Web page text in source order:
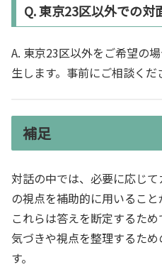
Q. 東京23区以外での対
A. 東京23区以外をご希望の
生します。事前にご相談くだ
補足
対話の中では、必要に応じ
の視点を補助的に用いること
これらは答えを断定するた
気づきや視点を整理するた
す。